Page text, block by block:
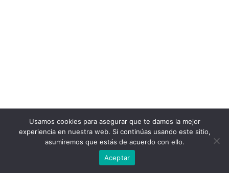
Usamos cookies para asegurar que te damos la mejor
experiencia en nuestra web. Si continúas usando este sitio,
asumiremos que estás de acuerdo con ello.
Aceptar